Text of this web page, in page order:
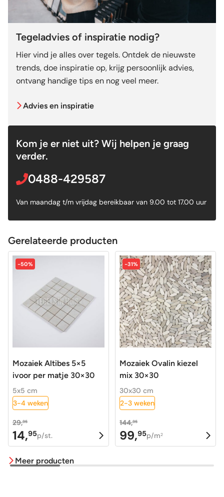
Tegeladvies of inspiratie nodig?
Hier vind je alles over tegels. Ontdek de nieuwste
trends, doe inspiratie op, krijg persoonlijk advies,
ontvang handige tips en nog veel meer.
Advies en inspiratie
Kom je er niet uit? Wij helpen je graag
verder.
0488-429587
Van maandag t/m vrijdag bereikbaar van 9.00 tot 17.00 uur
Gerelateerde producten
-50%
Mozaiek Altibes 5×5
ivoor per matje 30×30
5x5 cm
3-4 weken
29,95
Oorspronkelijke
prijs
was:
14,95
Huidige
prijs
is:
p/st.
-31%
Mozaiek Ovalin kiezel
mix 30×30
30x30 cm
2-3 weken
144,95
Oorspronkelijke
prijs
99,95
Huidige
prijs
p/m2
Meer producten